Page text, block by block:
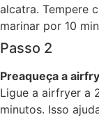
alcatra. Tempere
marinar por 10
Passo 2
Preaqueça a
Ligue a airfryer a
minutos. Isso